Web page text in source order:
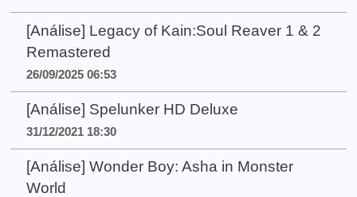
[Análise] Legacy of Kain:Soul Reaver 1 & 2
Remastered
26/09/2025 06:53
[Análise] Spelunker HD Deluxe
31/12/2021 18:30
[Análise] Wonder Boy: Asha in Monster
World